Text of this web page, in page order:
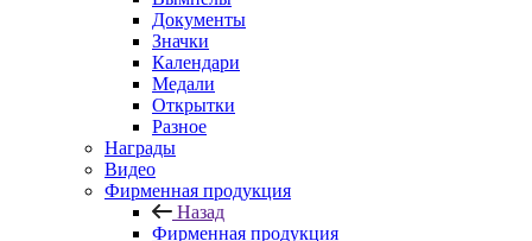
Документы
Значки
Календари
Медали
Открытки
Разное
Награды
Видео
Фирменная продукция
Назад
Фирменная продукция